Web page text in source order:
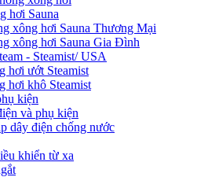
hơi Sauna
xông hơi Sauna Thương Mại
xông hơi Sauna Gia Đình
- Steamist/ USA
hơi ướt Steamist
hơi khô Steamist
kiện
và phụ kiện
dây điện chống nước
khiển từ xa